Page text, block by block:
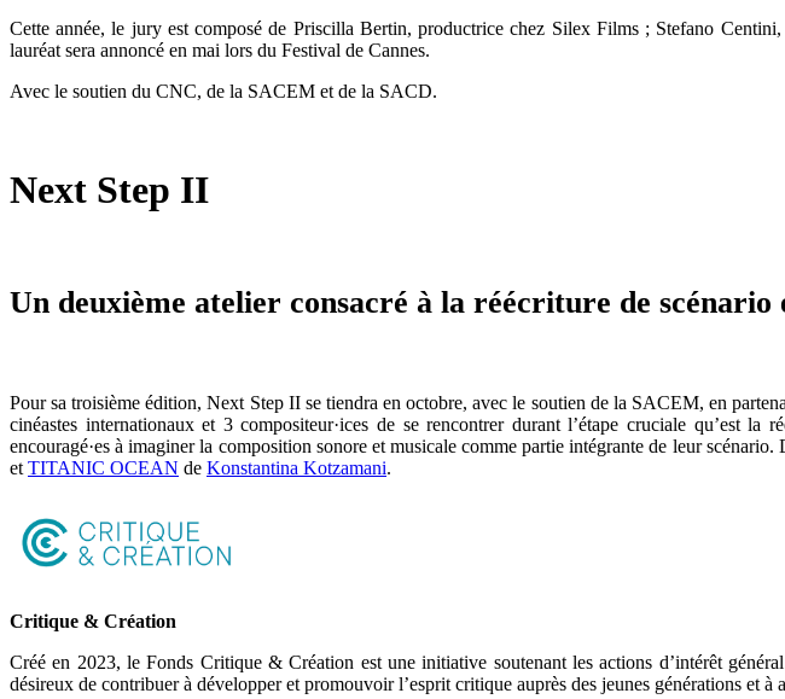
Cette année, le jury est composé de Priscilla Bertin, productrice chez Silex Films ; Stefano
lauréat sera annoncé en mai lors du Festival de Cannes.
Avec le soutien du CNC, de la SACEM et de la SACD.
Next Step II
Un deuxième atelier consacré à la réécriture de scénario
Pour sa troisième édition, Next Step II se tiendra en octobre, avec le soutien de la SACEM, en
cinéastes internationaux et 3 compositeur·ices de se rencontrer durant l’étape cruciale qu’est la
encouragé·es à imaginer la composition sonore et musicale comme partie intégrante de leur
et TITANIC OCEAN de Konstantina Kotzamani.
Critique & Création
Créé en 2023, le Fonds Critique & Création est une initiative soutenant les actions d’intérêt
désireux de contribuer à développer et promouvoir l’esprit critique auprès des jeunes générations et à